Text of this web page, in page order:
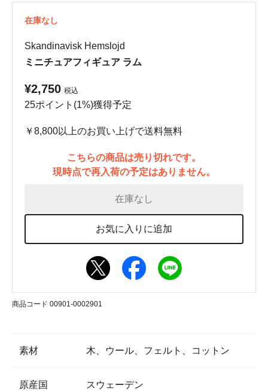
在庫なし
Skandinavisk Hemslojd
ミニチュアフィギュア ラム
¥2,750 税込
25ポイント(1%)獲得予定
￥8,800以上のお買い上げで送料無料
こちらの商品は売り切れです。
現時点で再入荷の予定はありません。
在庫なし
お気に入りに追加
商品コード 00901-0002901
素材 木、ウール、フェルト、コットン
原産国 スウェーデン